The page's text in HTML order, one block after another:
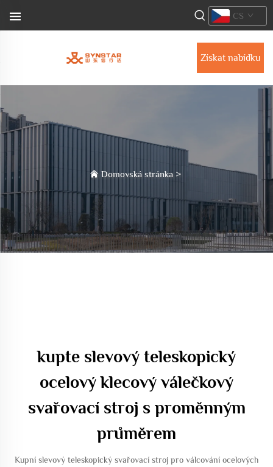
Získat nabídku
CS
Domovská stránka >
kupte slevový teleskopický
ocelový klecový válečkový
svařovací stroj s proměnným
průměrem
Kupní slevový teleskopický svařovací stroj pro válcování ocelových